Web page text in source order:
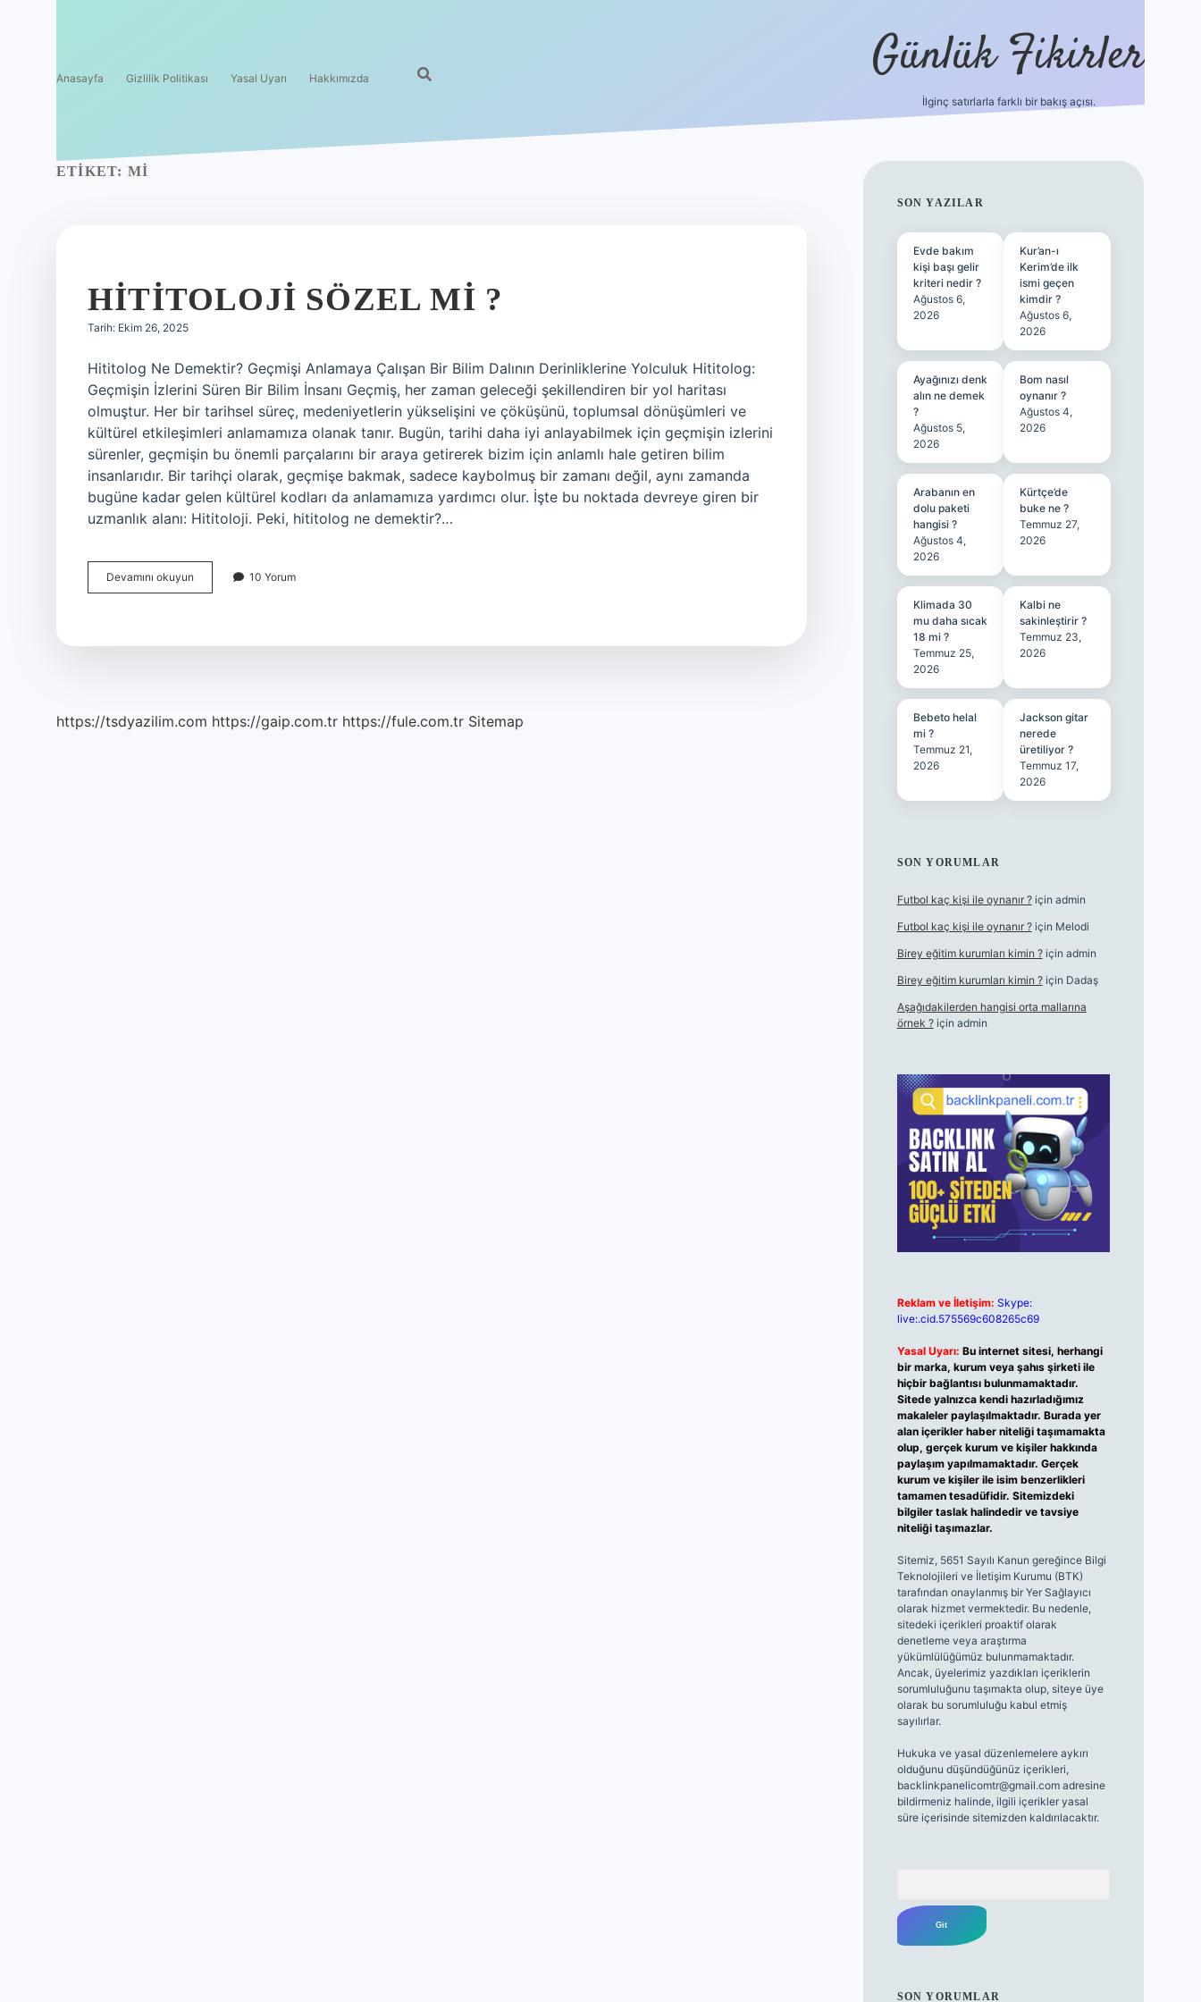
Anasayfa Gizlilik Politikası Yasal Uyarı Hakkımızda Günlük Fikirler
İlginç satırlarla farklı bir bakış açısı.
ETIKET: MI
HITITOLOJI SÖZEL MI ?
Tarih: Ekim 26, 2025
Hititolog Ne Demektir? Geçmişi Anlamaya Çalışan Bir Bilim Dalının Derinliklerine Yolculuk Hititolog:
Geçmişin İzlerini Süren Bir Bilim İnsanı Geçmiş, her zaman geleceği şekillendiren bir yol haritası
olmuştur. Her bir tarihsel süreç, medeniyetlerin yükselişini ve çöküşünü, toplumsal dönüşümleri ve
kültürel etkileşimleri anlamamıza olanak tanır. Bugün, tarihi daha iyi anlayabilmek için geçmişin izlerini
sürenler, geçmişin bu önemli parçalarını bir araya getirerek bizim için anlamlı hale getiren bilim
insanlarıdır. Bir tarihçi olarak, geçmişe bakmak, sadece kaybolmuş bir zamanı değil, aynı zamanda
bugüne kadar gelen kültürel kodları da anlamamıza yardımcı olur. İşte bu noktada devreye giren bir
uzmanlık alanı: Hititoloji. Peki, hititolog ne demektir?…
Devamını okuyun Hititoloji
Sözel
10 Yorum
https://tsdyazilim.com https://gaip.com.tr https://fule.com.tr Sitemap
SIDEBAR
SON YAZILAR
Evde bakım
kişi başı gelir
kriteri nedir ?
Ağustos 6,
2026
Kur’an-ı
Kerim’de ilk
ismi geçen
kimdir ?
Ağustos 6,
2026
Ayağınızı denk
alın ne demek
?
Ağustos 5,
2026
Bom nasıl
oynanır ?
Ağustos 4,
2026
Arabanın en
dolu paketi
hangisi ?
Ağustos 4,
2026
Kürtçe’de
buke ne ?
Temmuz 27,
2026
Klimada 30
mu daha sıcak
18 mi ?
Temmuz 25,
2026
Kalbi ne
sakinleştirir ?
Temmuz 23,
2026
Bebeto helal
mi ?
Temmuz 21,
2026
Jackson gitar
nerede
üretiliyor ?
Temmuz 17,
2026
SON YORUMLAR
Futbol kaç kişi ile oynanır ?için admin
Futbol kaç kişi ile oynanır ?için Melodi
Birey eğitim kurumları kimin ?için admin
Birey eğitim kurumları kimin ?için Dadaş
Aşağıdakilerden hangisi orta mallarına
örnek ?için admin
Reklam ve İletişim: Skype:
live:.cid.575569c608265c69
Yasal Uyarı: Bu internet sitesi, herhangi
bir marka, kurum veya şahıs şirketi ile
hiçbir bağlantısı bulunmamaktadır.
Sitede yalnızca kendi hazırladığımız
makaleler paylaşılmaktadır. Burada yer
alan içerikler haber niteliği taşımamakta
olup, gerçek kurum ve kişiler hakkında
paylaşım yapılmamaktadır. Gerçek
kurum ve kişiler ile isim benzerlikleri
tamamen tesadüfidir. Sitemizdeki
bilgiler taslak halindedir ve tavsiye
niteliği taşımazlar.
Sitemiz, 5651 Sayılı Kanun gereğince Bilgi
Teknolojileri ve İletişim Kurumu (BTK)
tarafından onaylanmış bir Yer Sağlayıcı
olarak hizmet vermektedir. Bu nedenle,
sitedeki içerikleri proaktif olarak
denetleme veya araştırma
yükümlülüğümüz bulunmamaktadır.
Ancak, üyelerimiz yazdıkları içeriklerin
sorumluluğunu taşımakta olup, siteye üye
olarak bu sorumluluğu kabul etmiş
sayılırlar.
Hukuka ve yasal düzenlemelere aykırı
olduğunu düşündüğünüz içerikleri,
backlinkpanelicomtr@gmail.comadresine
bildirmeniz halinde, ilgili içerikler yasal
süre içerisinde sitemizden kaldırılacaktır.
SON YORUMLAR
betci giriş